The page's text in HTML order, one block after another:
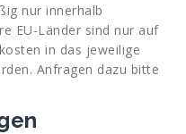
nur innerhalb
EU-Länder sind nur auf
in das jeweilige
Anfragen dazu bitte